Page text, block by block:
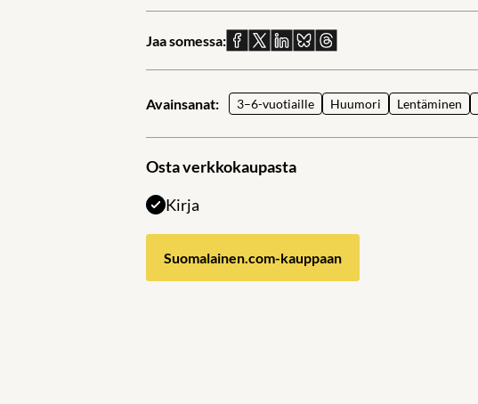
Jaa somessa:Jaa
Facebookissa
Jaa
X:ssä
Jaa
Linkedinissä
Jaa
Blueskyssä
Jaa
sähköpostilla
Avainsanat: 3–6-vuotiaille Huumori Lentäminen
Osta verkkokaupasta
Kirja
Suomalainen.com-kauppaan